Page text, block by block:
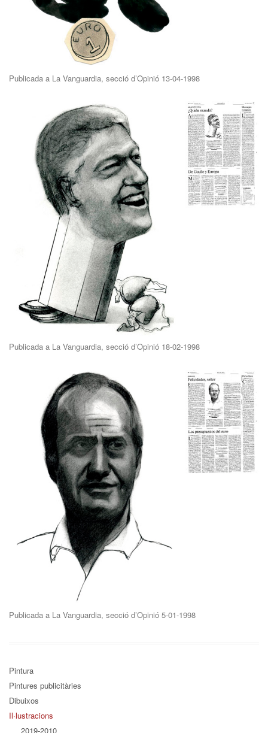
Publicada a La Vanguardia, secció d’Opinió 13-04-1998
Publicada a La Vanguardia, secció d’Opinió 18-02-1998
Publicada a La Vanguardia, secció d’Opinió 5-01-1998
Pintura
Pintures publicitàries
Dibuixos
Il·lustracions
2019-2010